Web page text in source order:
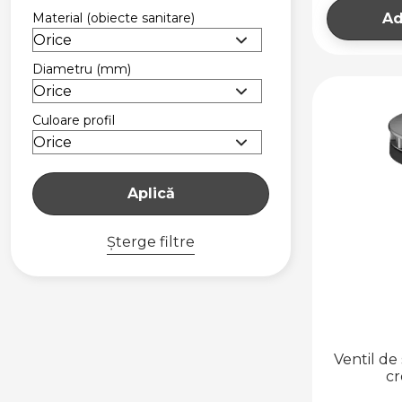
INSTALAȚII LAVOAR
INSTALAȚII PISOAR
ACCESORII PENTRU
SISTEME DE
INSTALAȚII
SIFOANE ȘI SCURGERI
SIFOANE PENTRU
LAVOAR ȘI BIDEU
SIFOANE PENTRU
CHIUVETE
Material (obiecte sanitare)
Diametru (mm)
Culoare profil
Aplică
Șterge filtre
Ventil de